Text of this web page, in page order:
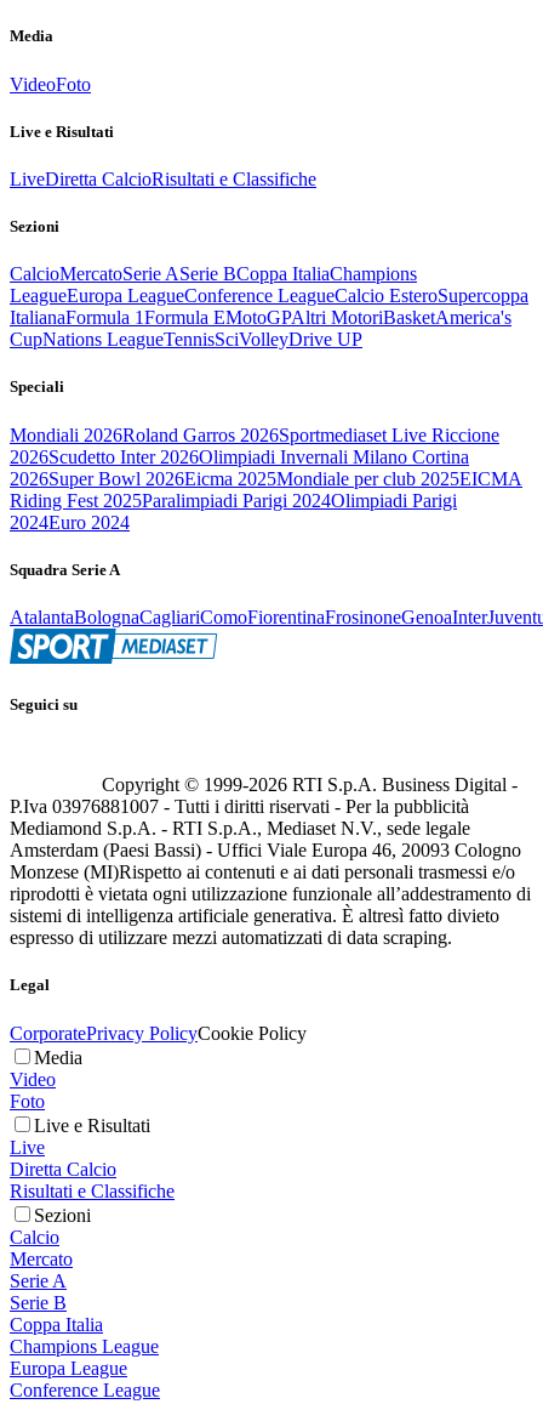
Media
VideoFoto
Live e Risultati
LiveDiretta CalcioRisultati e Classifiche
Sezioni
CalcioMercatoSerie ASerie BCoppa ItaliaChampions
LeagueEuropa LeagueConference LeagueCalcio EsteroSupercoppa
ItalianaFormula 1Formula EMotoGPAltri MotoriBasketAmerica's
CupNations LeagueTennisSciVolleyDrive UP
Speciali
Mondiali 2026Roland Garros 2026Sportmediaset Live Riccione
2026Scudetto Inter 2026Olimpiadi Invernali Milano Cortina
2026Super Bowl 2026Eicma 2025Mondiale per club 2025EICMA
Riding Fest 2025Paralimpiadi Parigi 2024Olimpiadi Parigi
2024Euro 2024
Squadra Serie A
AtalantaBolognaCagliariComoFiorentinaFrosinoneGenoaInter
Seguici su
Copyright © 1999-2026 RTI S.p.A. Business Digital -
P.Iva 03976881007 - Tutti i diritti riservati - Per la pubblicità
Mediamond S.p.A. - RTI S.p.A., Mediaset N.V., sede legale
Amsterdam (Paesi Bassi) - Uffici Viale Europa 46, 20093 Cologno
Monzese (MI)Rispetto ai contenuti e ai dati personali trasmessi e/o
riprodotti è vietata ogni utilizzazione funzionale all’addestramento di
sistemi di intelligenza artificiale generativa. È altresì fatto divieto
espresso di utilizzare mezzi automatizzati di data scraping.
Legal
CorporatePrivacy PolicyCookie Policy
Media
Video
Foto
Live e Risultati
Live
Diretta Calcio
Risultati e Classifiche
Sezioni
Calcio
Mercato
Serie A
Serie B
Coppa Italia
Champions League
Europa League
Conference League